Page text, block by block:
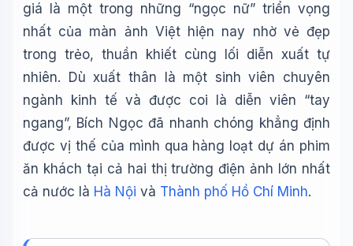
giá là một trong những “ngọc nữ” triển vọng
nhất của màn ảnh Việt hiện nay nhờ vẻ đẹp
trong trẻo, thuần khiết cùng lối diễn xuất tự
nhiên. Dù xuất thân là một sinh viên chuyên
ngành kinh tế và được coi là diễn viên “tay
ngang”, Bích Ngọc đã nhanh chóng khẳng định
được vị thế của mình qua hàng loạt dự án phim
ăn khách tại cả hai thị trường điện ảnh lớn nhất
cả nước là Hà Nội và Thành phố Hồ Chí Minh.